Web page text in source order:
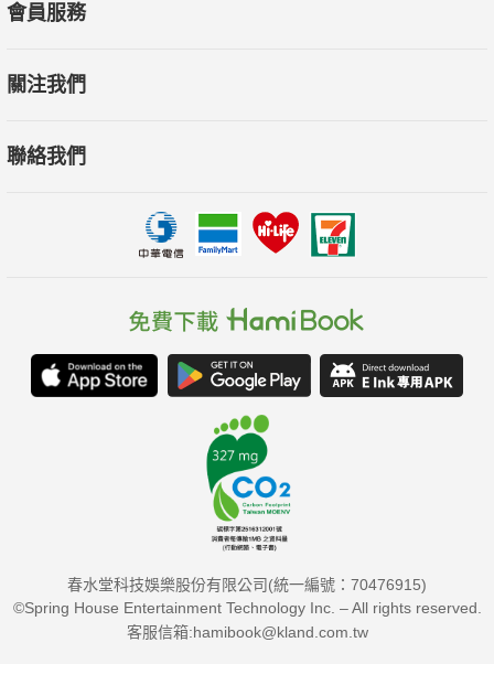
會員服務
關注我們
聯絡我們
春水堂科技娛樂股份有限公司(統一編號：70476915)
©Spring House Entertainment Technology Inc. – All rights reserved.
客服信箱:hamibook@kland.com.tw